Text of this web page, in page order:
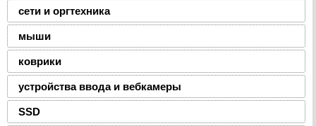
сети и оргтехника
мыши
коврики
устройства ввода и вебкамеры
SSD